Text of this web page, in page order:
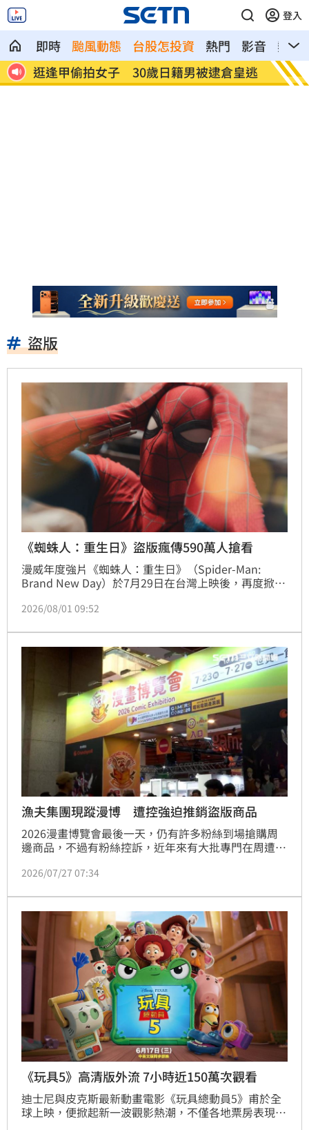
登入
即時 颱風動態 台股怎投資 熱門 影音
熱搜
逃
姜厚任揭「和女友前夫是好友」撇小三傳
言
挺賴
盜版
《蜘蛛人：重生日》盜版瘋傳590萬人搶看
漫威年度強片《蜘蛛人：重生日》（Spider-Man:
Brand New Day）於7月29日在台灣上映後，再度掀起
億元，延續《蜘蛛人》系列驚人號召力。不過，就在票
時便吸引超過590萬次觀看。
2026/08/01 09:52
漁夫集團現蹤漫博 遭控強迫推銷盜版商品
2026漫畫博覽會最後一天，仍有許多粉絲到場搶購周
邊商品，不過有粉絲控訴，近年來有大批專門在周遭強
仍會繼續守在附近，繼續強迫、詐騙粉絲。對此主辦方
只能加派人員巡視，驅離不法人士。
2026/07/27 07:34
《玩具5》高清版外流 7小時近150萬次觀看
迪士尼與皮克斯最新動畫電影《玩具總動員5》甫於全
球上映，便掀起新一波觀影熱潮，不僅各地票房表現亮